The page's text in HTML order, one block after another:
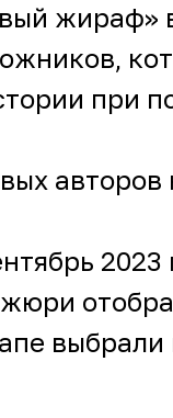
жираф»
при
2023
выбрали